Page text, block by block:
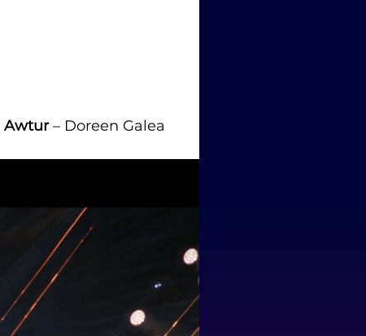
Awtur – Doreen Galea